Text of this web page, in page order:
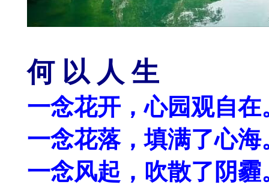
何 以 人 生
一念花开，心园观自在
一念花落，填满了心海
一念风起，吹散了阴霾